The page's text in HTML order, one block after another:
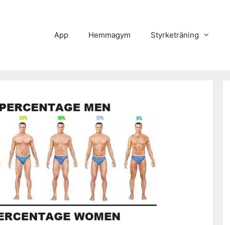
App Hemmagym Styrketräning